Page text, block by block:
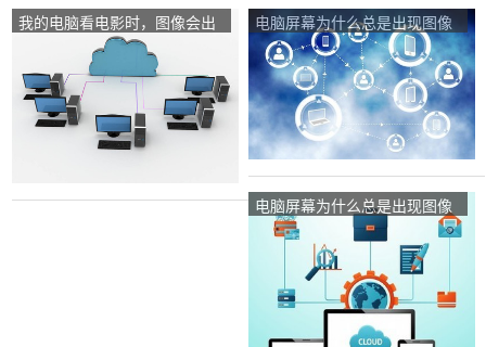
我的电脑看电影时，图像会出
现锯齿，而且很明显，是什么
原因？
电脑屏幕为什么总是出现图像
自动调整？
电脑屏幕为什么总是出现图像
自动调整？